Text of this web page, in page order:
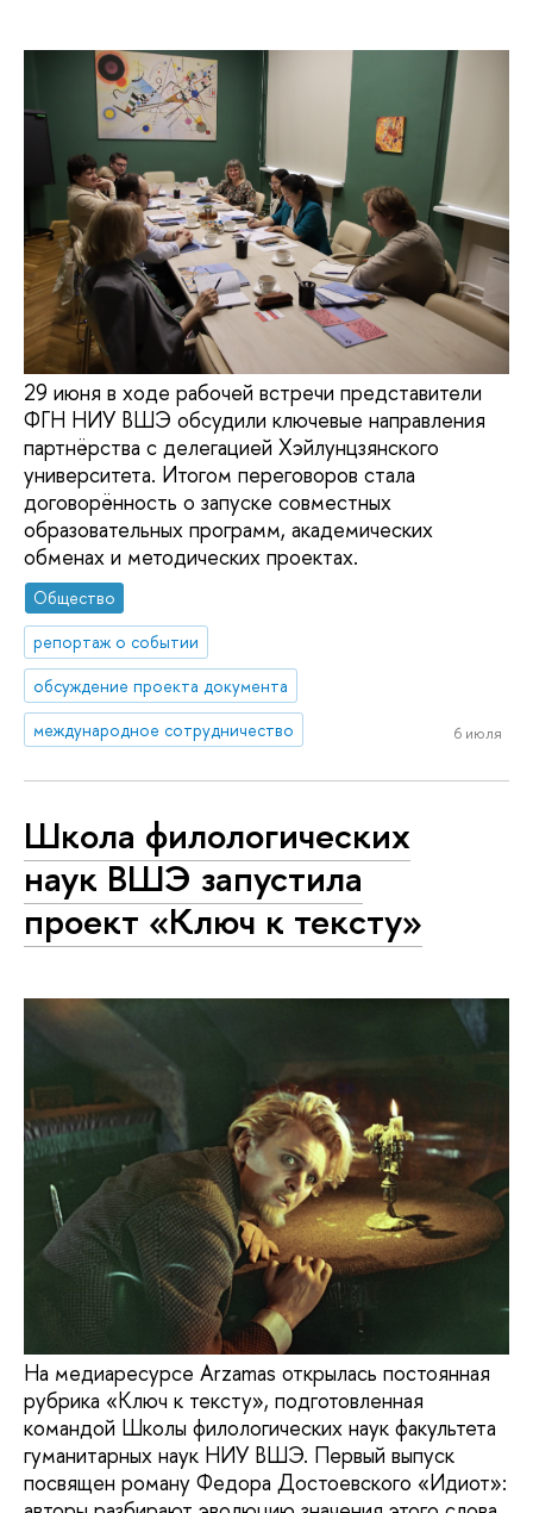
29 июня в ходе рабочей встречи представители
ФГН НИУ ВШЭ обсудили ключевые направления
партнёрства с делегацией Хэйлунцзянского
университета. Итогом переговоров стала
договорённость о запуске совместных
образовательных программ, академических
обменах и методических проектах.
Общество
репортаж о событии
обсуждение проекта документа
международное сотрудничество
6 июля
Школа филологических
наук ВШЭ запустила
проект «Ключ к тексту»
На медиаресурсе Arzamas открылась постоянная
рубрика «Ключ к тексту», подготовленная
командой Школы филологических наук факультета
гуманитарных наук НИУ ВШЭ. Первый выпуск
посвящен роману Федора Достоевского «Идиот»: